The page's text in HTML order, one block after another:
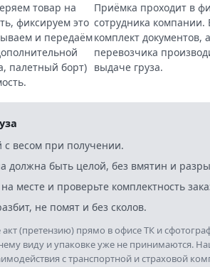
товар на
фиксируем это
и передаём
палетный борт)
Приёмка проходит в
сотрудника
комплект документов,
перевозчика
выдаче груза.
с весом при получении.
должна быть целой, без вмятин и
месте и проверьте комплектность
не помят и без сколов.
акт (претензию) прямо в офисе ТК и
виду и упаковке уже не принимаются.
с транспортной и страховой